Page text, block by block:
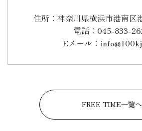
住所：神奈川県横浜市港南区
電話：045-833-
Eメール：
FREE TIME一覧へ